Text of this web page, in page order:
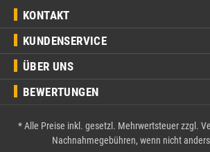
KONTAKT
KUNDENSERVICE
ÜBER UNS
BEWERTUNGEN
* Alle Preise inkl. gesetzl. Mehrwertsteuer zzgl.
Nachnahmegebühren, wenn nicht